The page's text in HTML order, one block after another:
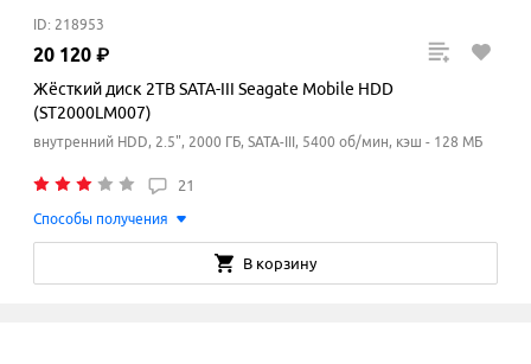
ID: 218953
20 120 ₽
Жёсткий диск 2TB SATA-III Seagate Mobile HDD
(ST2000LM007)
внутренний HDD, 2.5", 2000 ГБ, SATA-III, 5400 об/мин, кэш - 128 МБ
21
Способы получения
В корзину